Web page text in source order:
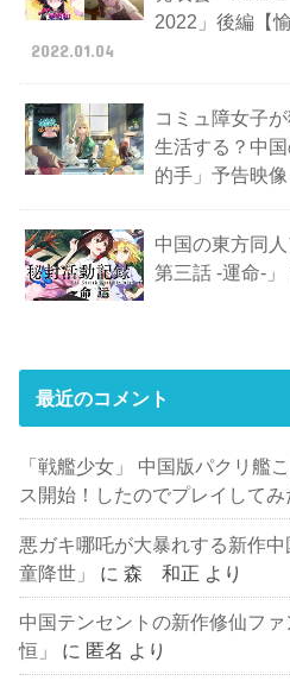
2022」後編【
2022.01.04
コミュ障女子
生活する？中
的手」予告映像
中国の東方同
第三話 -運命-
最近のコメント
「戦艦少女」 中国版パクリ艦
ス開始！したのでプレイしてみ
悪ガキ哪吒が大暴れする新作
童降世」
に森 和正 より
中国テンセントの新作修仙フ
恒」
に 匿名 より